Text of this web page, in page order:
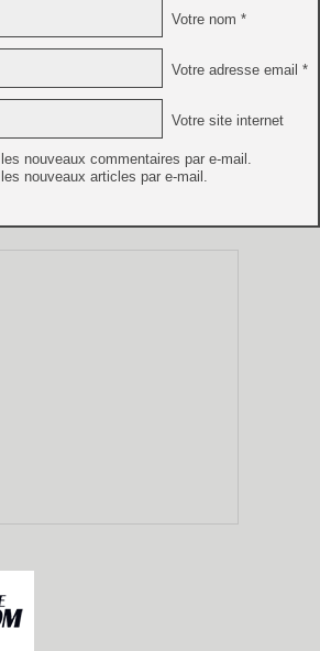
Votre nom *
Votre adresse email *
Votre site internet
nouveaux commentaires par e-mail.
nouveaux articles par e-mail.